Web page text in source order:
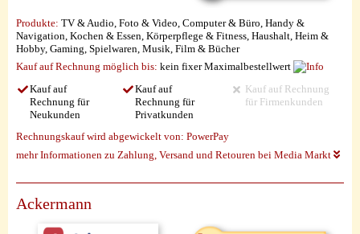
Produkte: TV & Audio, Foto & Video, Computer & Büro, Handy &
Navigation, Kochen & Essen, Körperpflege & Fitness, Haushalt, Heim &
Hobby, Gaming, Spielwaren, Musik, Film & Bücher
Kauf auf Rechnung möglich bis: kein fixer Maximalbestellwert
Kauf auf
Rechnung für
Neukunden
Kauf auf
Rechnung für
Privatkunden
Kauf auf Rechnung
für Firmenkunden
Rechnungskauf wird abgewickelt von: PowerPay
mehr Informationen zu Zahlung, Versand und Retouren bei Media Markt
Ackermann